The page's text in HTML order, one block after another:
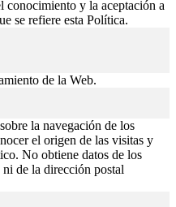
y la aceptación a
se refiere esta Política.
de la Web.
la navegación de los
el origen de las visitas y
No obtiene datos de los
de la dirección postal